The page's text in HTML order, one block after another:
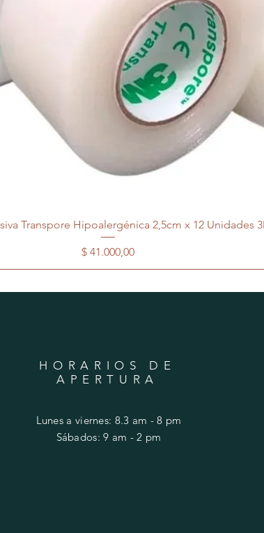
Transpore Hipoalergénica 2,5cm x 12 Unidades
Precio
$ 41.000,00
HORARIOS DE
APERTURA
Lunes a viernes: 8.3 am - 8 pm
​​Sábados: 9 am - 2 pm